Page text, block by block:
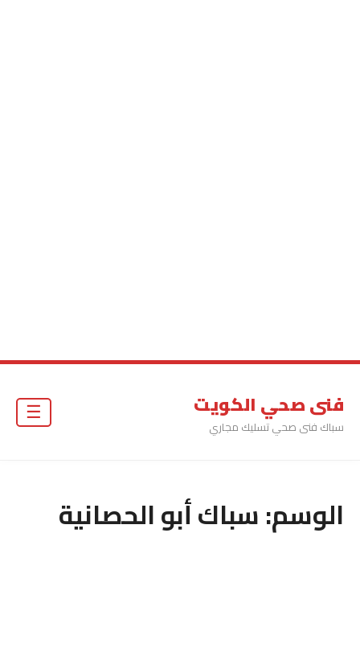
فنى صحي الكويت
سباك فنى صحي تسليك مجاري
الوسم:سباك أبو الحصانية